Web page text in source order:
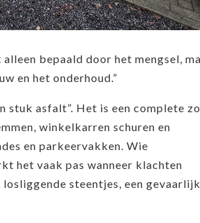
bepaald door het mengsel,
en het onderhoud.”
stuk asfalt”. Het is een complete
winkelkarren schuren en
en parkeervakken. Wie
het vaak pas wanneer klachten
steentjes, een